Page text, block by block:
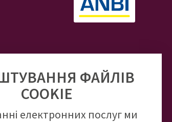
ФАЙЛІВ
COOKIE
електронних послуг ми